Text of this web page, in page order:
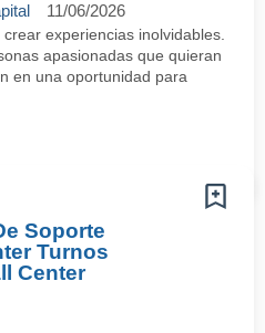
11/06/2026
experiencias inolvidables.
apasionadas que quieran
en una oportunidad para
Soporte
Turnos
Center